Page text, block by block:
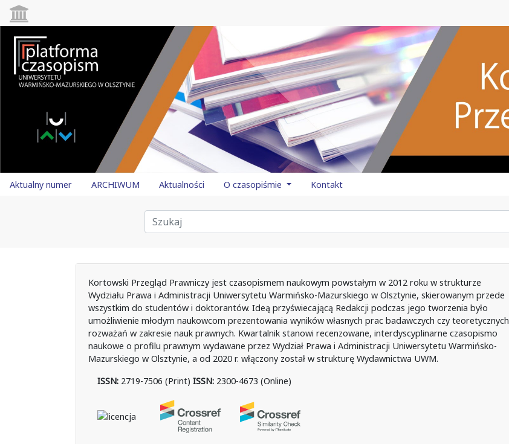
Aktualny numer ARCHIWUM Aktualności O czasopiśmie Kontakt
Kortowski Przegląd Prawniczy jest czasopismem naukowym powstałym w 2012 roku w strukturze
Wydziału Prawa i Administracji Uniwersytetu Warmińsko-Mazurskiego w Olsztynie, skierowanym przede
wszystkim do studentów i doktorantów. Ideą przyświecającą Redakcji podczas jego tworzenia było
umożliwienie młodym naukowcom prezentowania wyników własnych prac badawczych czy teoretycznych
rozważań w zakresie nauk prawnych. Kwartalnik stanowi recenzowane, interdyscyplinarne czasopismo
naukowe o profilu prawnym wydawane przez Wydział Prawa i Administracji Uniwersytetu Warmińsko-
Mazurskiego w Olsztynie, a od 2020 r. włączony został w strukturę Wydawnictwa UWM.
ISSN:2719-7506 (Print) ISSN:2300-4673 (Online)